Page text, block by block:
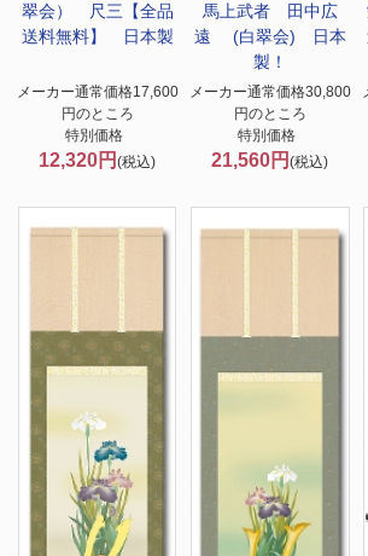
翠会） 尺三【全品
送料無料】 日本製
メーカー通常価格17,600
円のところ
特別価格
12,320円(税込)
馬上武者 田中広
遠 (白翠会) 日本
製！
メーカー通常価格30,800
円のところ
特別価格
21,560円(税込)